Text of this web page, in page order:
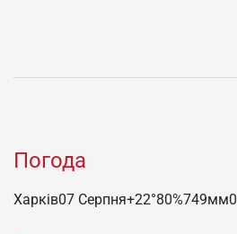
Погода
Харків07 Серпня+22°80%749мм0